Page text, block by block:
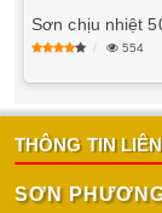
Sơn chịu nhiệt
554
THÔNG TIN
SƠN